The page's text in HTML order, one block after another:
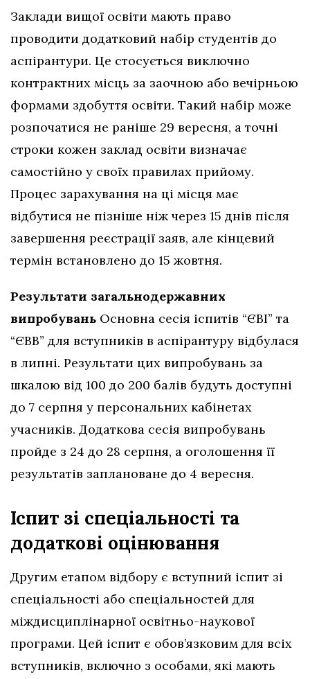
Заклади вищої освіти мають право
проводити додатковий набір студентів до
аспірантури. Це стосується виключно
контрактних місць за заочною або вечірньою
формами здобуття освіти. Такий набір може
розпочатися не раніше 29 вересня, а точні
строки кожен заклад освіти визначає
самостійно у своїх правилах прийому.
Процес зарахування на ці місця має
відбутися не пізніше ніж через 15 днів після
завершення реєстрації заяв, але кінцевий
термін встановлено до 15 жовтня.
Результати загальнодержавних
випробувань Основна сесія іспитів “ЄВІ” та
“ЄВВ” для вступників в аспірантуру відбулася
в липні. Результати цих випробувань за
шкалою від 100 до 200 балів будуть доступні
до 7 серпня у персональних кабінетах
учасників. Додаткова сесія випробувань
пройде з 24 до 28 серпня, а оголошення її
результатів заплановане до 4 вересня.
Іспит зі спеціальності та
додаткові оцінювання
Другим етапом відбору є вступний іспит зі
спеціальності або спеціальностей для
міждисциплінарної освітньо-наукової
програми. Цей іспит є обов’язковим для всіх
вступників, включно з особами, які мають